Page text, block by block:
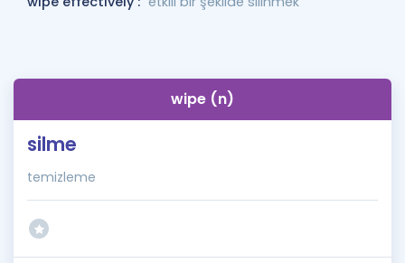
wipe (n)
silme
temizleme